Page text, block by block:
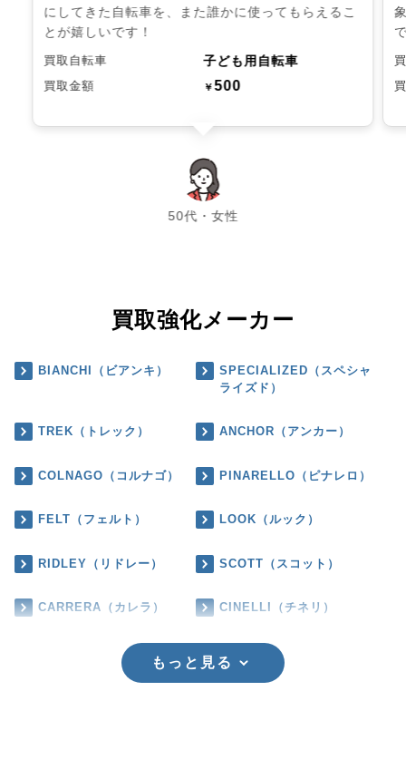
にしてきた自転車を、また誰かに使ってもらえるこ
とが嬉しいです！
買取自転車 子ども用自転車
買取金額 ￥500
50代・女性
chevron_left chevron_right
買取強化メーカー
BIANCHI（ビアンキ）
SPECIALIZED（スペシャ
ライズド）
TREK（トレック） ANCHOR（アンカー）
COLNAGO（コルナゴ） PINARELLO（ピナレロ）
FELT（フェルト） LOOK（ルック）
RIDLEY（リドレー） SCOTT（スコット）
CARRERA（カレラ） CINELLI（チネリ）
もっと見る